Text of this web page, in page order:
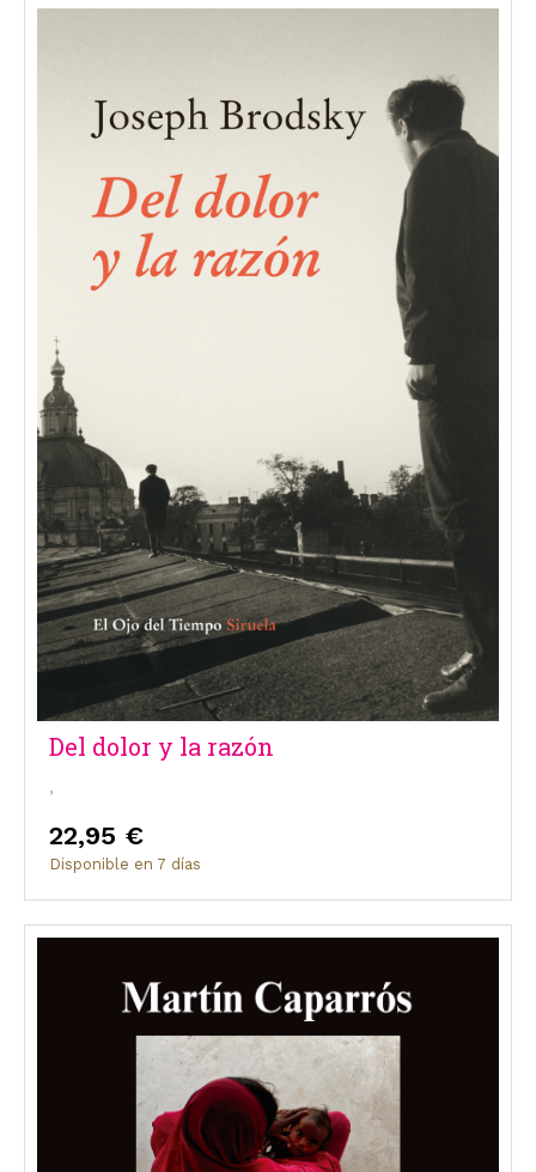
Del dolor y la razón
,
22,95 €
Disponible en 7 días